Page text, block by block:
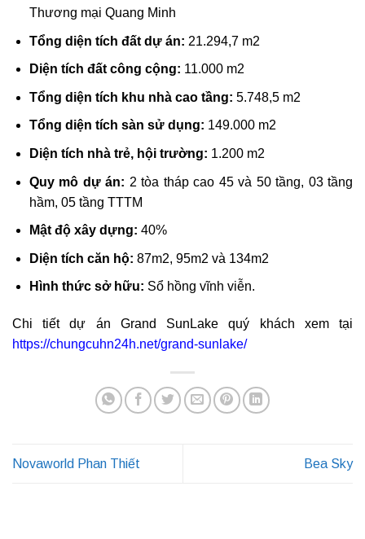
Thương mại Quang Minh
Tổng diện tích đất dự án: 21.294,7 m2
Diện tích đất công cộng: 11.000 m2
Tổng diện tích khu nhà cao tầng: 5.748,5 m2
Tổng diện tích sàn sử dụng: 149.000 m2
Diện tích nhà trẻ, hội trường: 1.200 m2
Quy mô dự án: 2 tòa tháp cao 45 và 50 tầng, 03 tầng
hầm, 05 tầng TTTM
Mật độ xây dựng: 40%
Diện tích căn hộ: 87m2, 95m2 và 134m2
Hình thức sở hữu: Sổ hồng vĩnh viễn.
Chi tiết dự án Grand SunLake quý khách xem tại
https://chungcuhn24h.net/grand-sunlake/
Novaworld Phan Thiết Bea Sky